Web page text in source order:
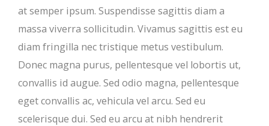
at semper ipsum. Suspendisse sagittis diam a
massa viverra sollicitudin. Vivamus sagittis est eu
diam fringilla nec tristique metus vestibulum.
Donec magna purus, pellentesque vel lobortis ut,
convallis id augue. Sed odio magna, pellentesque
eget convallis ac, vehicula vel arcu. Sed eu
scelerisque dui. Sed eu arcu at nibh hendrerit